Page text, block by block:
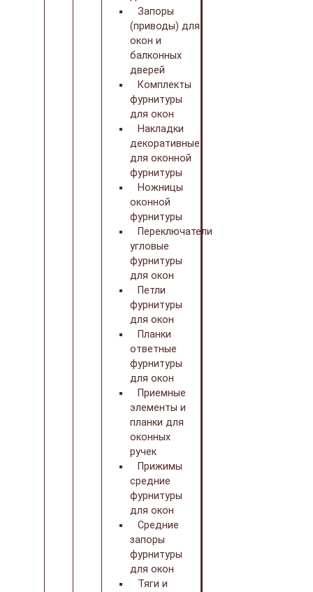
Запоры
(приводы) для
окон и
балконных
дверей
Комплекты
фурнитуры
для окон
Накладки
декоративные
для оконной
фурнитуры
Ножницы
оконной
фурнитуры
Переключатели
угловые
фурнитуры
для окон
Петли
фурнитуры
для окон
Планки
ответные
фурнитуры
для окон
Приемные
элементы и
планки для
оконных
ручек
Прижимы
средние
фурнитуры
для окон
Средние
запоры
фурнитуры
для окон
Тяги и